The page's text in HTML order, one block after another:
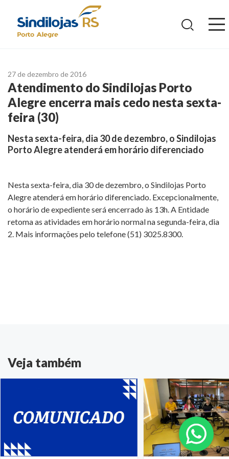
27 de dezembro de 2016
Atendimento do Sindilojas Porto
Alegre encerra mais cedo nesta sexta-
feira (30)
Nesta sexta-feira, dia 30 de dezembro, o Sindilojas
Porto Alegre atenderá em horário diferenciado
Nesta sexta-feira, dia 30 de dezembro, o Sindilojas Porto
Alegre atenderá em horário diferenciado. Excepcionalmente,
o horário de expediente será encerrado às 13h. A Entidade
retoma as atividades em horário normal na segunda-feira, dia
2. Mais informações pelo telefone (51) 3025.8300.
Veja também